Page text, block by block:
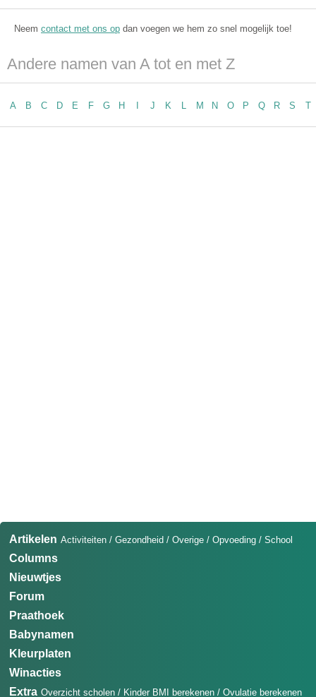
Neem contact met ons op dan voegen we hem zo snel mogelijk toe!
Andere namen van A tot en met Z
A B C D E F G H J K L M N O P Q R S T
Artikelen Activiteiten / Gezondheid / Overige / Opvoeding / School
Columns
Nieuwtjes
Forum
Praathoek
Babynamen
Kleurplaten
Winacties
Extra Overzicht scholen / Kinder BMI berekenen / Ovulatie berekenen